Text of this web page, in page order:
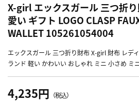
X-girl エックスガール 三つ折
愛い ギフト LOGO CLASP
WALLET 105261054004
エックスガール 三つ折り財布 X-girl 財布 レデ
ランド 軽い かわいい おしゃれ ミニ 小さめ ミ
4,235円 （税込）